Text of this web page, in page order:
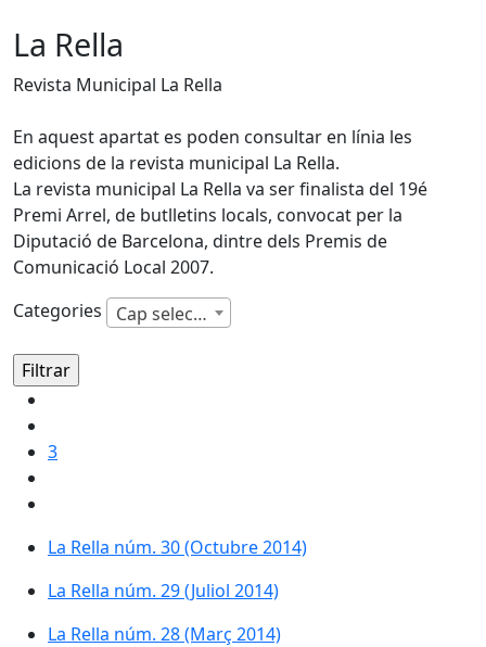
La Rella
Revista Municipal La Rella
En aquest apartat es poden consultar en línia les
edicions de la revista municipal La Rella.
La revista municipal La Rella va ser finalista del 19é
Premi Arrel, de butlletins locals, convocat per la
Diputació de Barcelona, dintre dels Premis de
Comunicació Local 2007.
Categories
Cap selecció
3
La Rella núm. 30 (Octubre 2014)
La Rella núm. 29 (Juliol 2014)
La Rella núm. 28 (Març 2014)